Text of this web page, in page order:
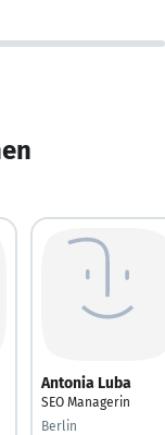
Antonia Luba
SEO Managerin
Berlin